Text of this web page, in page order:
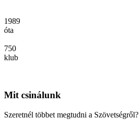
1989
óta
750
klub
Mit csinálunk
Szeretnél többet megtudni a Szövetségről?